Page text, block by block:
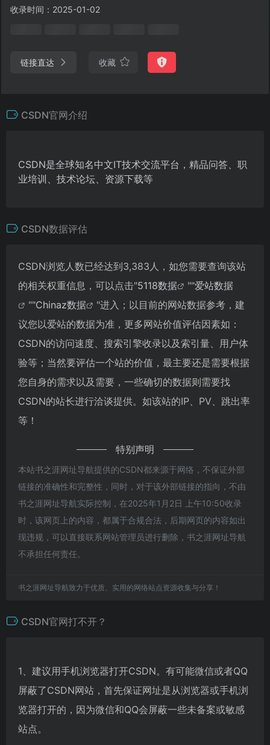
收录时间：2025-01-02
链接直达 收藏
CSDN官网介绍
CSDN是全球知名中文IT技术交流平台，精品问答、职
业培训、技术论坛、资源下载等
CSDN数据评估
CSDN浏览人数已经达到3,383人，如您需要查询该站
的相关权重信息，可以点击"5118数据 ""爱站数据
""Chinaz数据
"进入；以目前的网站数据参考，建
议您以爱站的数据为准，更多网站价值评估因素如：
CSDN的访问速度、搜索引擎收录以及索引量、用户体
验等；当然要评估一个站的价值，最主要还是需要根据
您自身的需求以及需要，一些确切的数据则需要找
CSDN的站长进行洽谈提供。如该站的IP、PV、跳出率
等！
特别声明
本站书之涯网址导航提供的CSDN都来源于网络，不保证外部
链接的准确性和完整性，同时，对于该外部链接的指向，不由
书之涯网址导航实际控制，在2025年1月2日 上午10:50收录
时，该网页上的内容，都属于合规合法，后期网页的内容如出
现违规，可以直接联系网站管理员进行删除，书之涯网址导航
不承担任何责任。
书之涯网址导航致力于优质、实用的网络站点资源收集与分享！
CSDN官网打不开？
1、建议用手机浏览器打开CSDN。有可能微信或者QQ
屏蔽了CSDN网站，首先保证网址是从浏览器或手机浏
览器打开的，因为微信和QQ会屏蔽一些未备案或敏感
站点。